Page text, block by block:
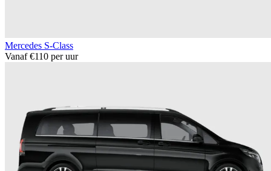
Mercedes S-Class
Vanaf €110 per uur